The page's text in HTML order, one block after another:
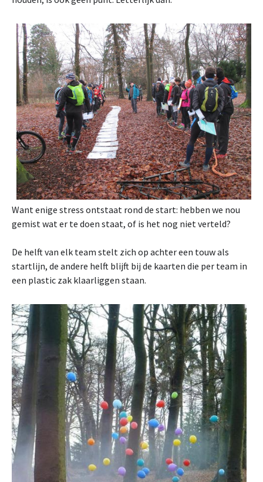
Want enige stress ontstaat rond de start: hebben we nou
gemist wat er te doen staat, of is het nog niet verteld?
De helft van elk team stelt zich op achter een touw als
startlijn, de andere helft blijft bij de kaarten die per team in
een plastic zak klaarliggen staan.